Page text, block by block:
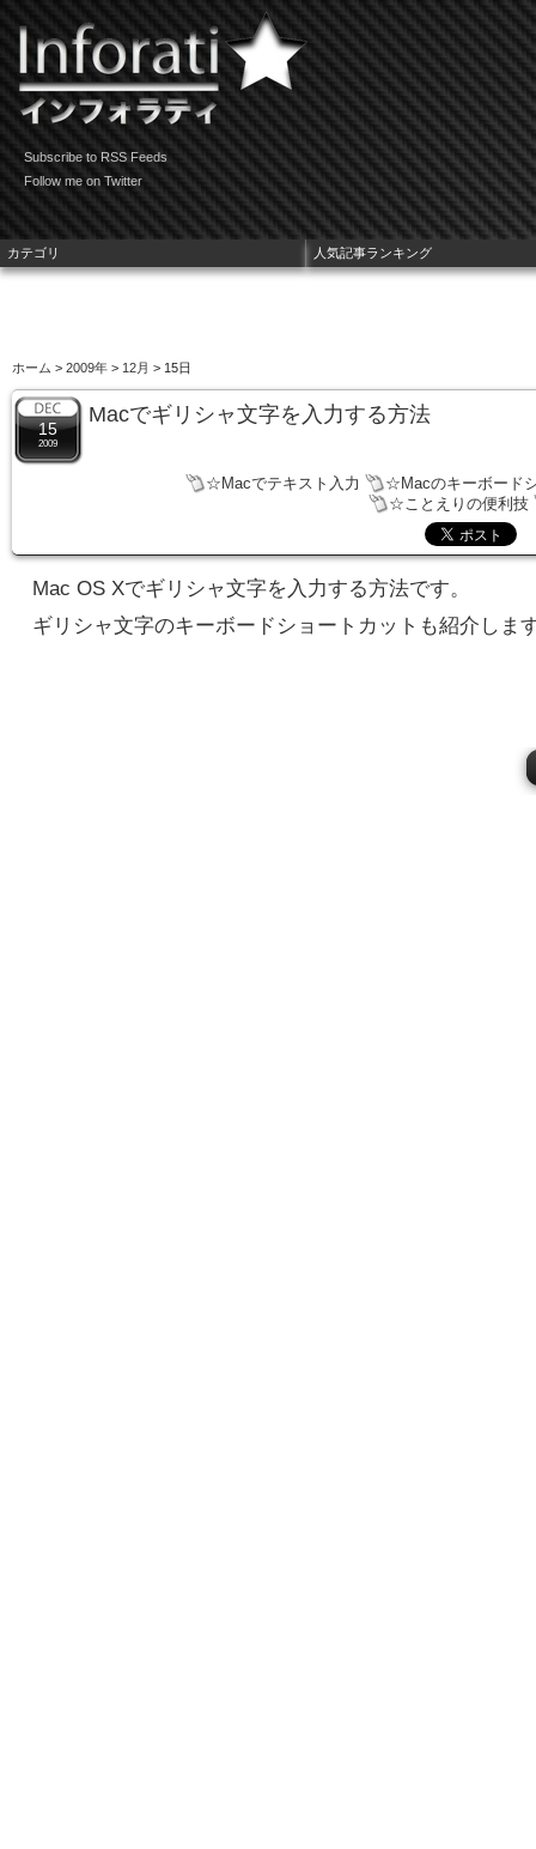
Subscribe to RSS Feeds
Follow me on Twitter
ホーム > 2009年 > 12月 > 15日
15
2009
Macでギリシャ文字を入力する方法
☆Macでテキスト入力
☆Macのキーボード
☆ことえりの便利技
Mac OS Xでギリシャ文字を入力する方法です。
ギリシャ文字のキーボードショートカットも紹介しま
カテゴリ 人気記事ランキング